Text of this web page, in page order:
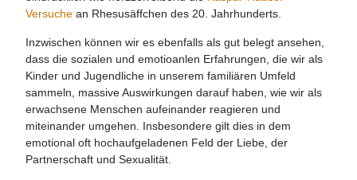
Versuche an Rhesusäffchen des 20. Jahrhunderts.
Inzwischen können wir es ebenfalls als gut belegt ansehen,
dass die sozialen und emotioanlen Erfahrungen, die wir als
Kinder und Jugendliche in unserem familiären Umfeld
sammeln, massive Auswirkungen darauf haben, wie wir als
erwachsene Menschen aufeinander reagieren und
miteinander umgehen. Insbesondere gilt dies in dem
emotional oft hochaufgeladenen Feld der Liebe, der
Partnerschaft und Sexualität.